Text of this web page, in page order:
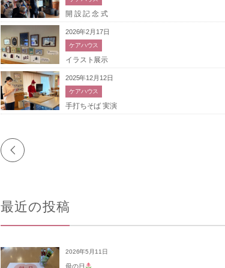
開 設 記 念 式
2026年2月17日
ケアハウス
イラスト展示
2025年12月12日
ケアハウス
手打ちそば 実演
最近の投稿
2026年5月11日
母の日